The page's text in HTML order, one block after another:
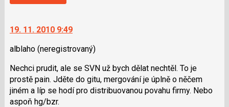
X
19. 11. 2010 9:49
alblaho (neregistrovaný)
Nechci prudit, ale se SVN už bych dělat nechtěl. To je
prostě pain. Jděte do gitu, mergování je úplně o něčem
jiném a líp se hodí pro distribuovanou povahu firmy. Nebo
aspoň hg/bzr.